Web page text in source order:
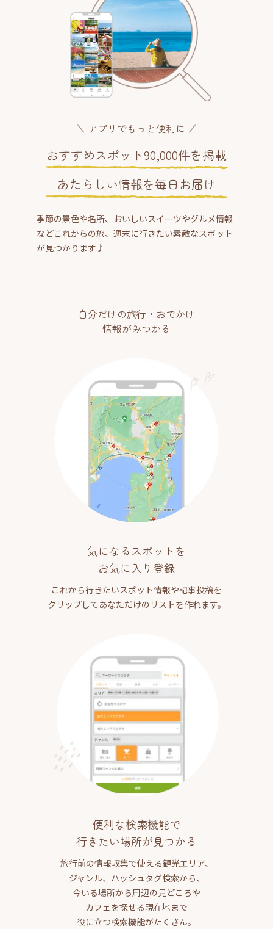
アプリでもっと便利に
おすすめスポット90,000件を掲載
あたらしい情報を毎日お届け
季節の景色や名所、おいしいスイーツやグルメ情報
などこれからの旅、週末に行きたい素敵なスポット
が見つかります♪
自分だけの旅行・おでかけ
情報がみつかる
気になるスポットを
お気に入り登録
これから行きたいスポット情報や記事投稿を
クリップしてあなただけのリストを作れます。
便利な検索機能で
行きたい場所が見つかる
旅行前の情報収集で使える観光エリア、
ジャンル、ハッシュタグ検索から、
今いる場所から周辺の見どころや
カフェを探せる現在地まで
役に立つ検索機能がたくさん。